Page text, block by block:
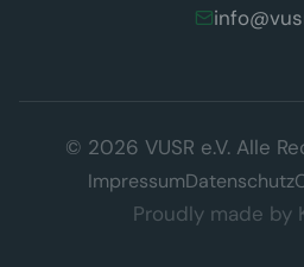
© 2026 VUSR e.V. Alle
ImpressumDatenschutz
Proudly made by
Diese Website verwendet
TDDDG). Es werden keine
eingesetzt.Datenschutzerklärung